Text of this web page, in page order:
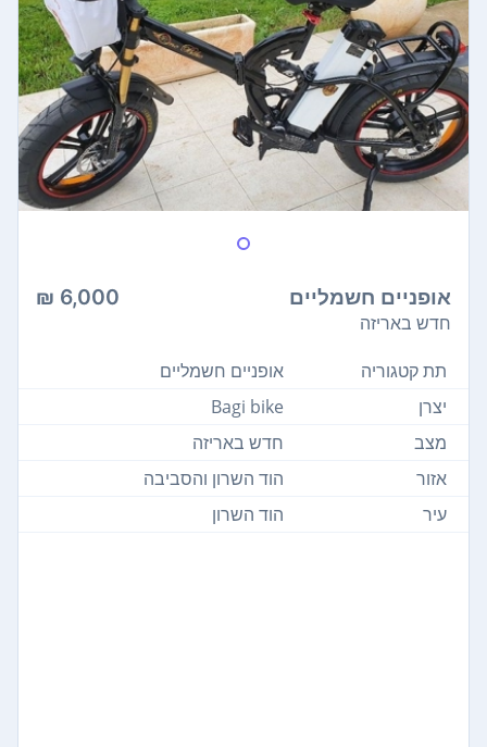
אופניים חשמליים 6,000 ₪
חדש באריזה
תת קטגוריה
אופניים חשמליים
יצרן
Bagi bike
מצב
חדש באריזה
אזור
הוד השרון והסביבה
עיר
הוד השרון